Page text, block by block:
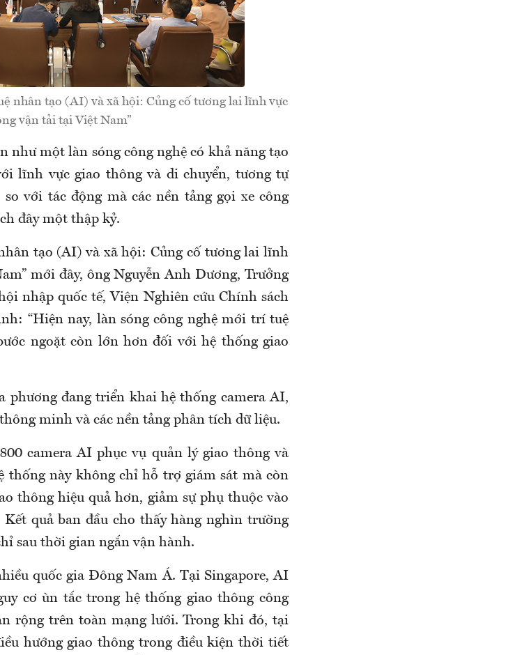
nhân tạo (AI) và xã hội: Củng cố tương lai lĩnh vực
vận tải tại Việt Nam”
như một làn sóng công nghệ có khả năng tạo
lĩnh vực giao thông và di chuyển, tương tự
với tác động mà các nền tảng gọi xe công
đây một thập kỷ.
tạo (AI) và xã hội: Củng cố tương lai lĩnh
mới đây, ông Nguyễn Anh Dương, Trưởng
nhập quốc tế, Viện Nghiên cứu Chính sách
“Hiện nay, làn sóng công nghệ mới trí tuệ
ngoặt còn lớn hơn đối với hệ thống giao
phương đang triển khai hệ thống camera AI,
minh và các nền tảng phân tích dữ liệu.
camera AI phục vụ quản lý giao thông và
thống này không chỉ hỗ trợ giám sát mà còn
thông hiệu quả hơn, giảm sự phụ thuộc vào
quả ban đầu cho thấy hàng nghìn trường
sau thời gian ngắn vận hành.
quốc gia Đông Nam Á. Tại Singapore, AI
cơ ùn tắc trong hệ thống giao thông công
rộng trên toàn mạng lưới. Trong khi đó, tại
hướng giao thông trong điều kiện thời tiết